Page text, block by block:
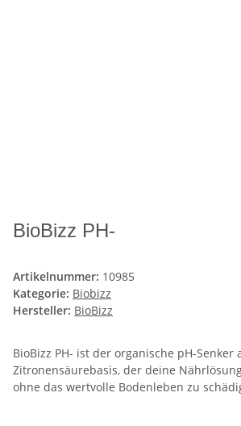
BioBizz PH-
Artikelnummer: 10985
Kategorie: Biobizz
Hersteller: BioBizz
BioBizz PH- ist der organische pH-Senker
Zitronensäurebasis, der deine
ohne das wertvolle Bodenleben zu